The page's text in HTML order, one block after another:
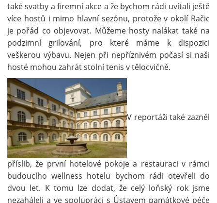
také svatby a firemní akce a že bychom rádi uvítali ještě
více hostů i mimo hlavní sezónu, protože v okolí Račic
je pořád co objevovat. Můžeme hosty nalákat také na
podzimní grilování, pro které máme k dispozici
veškerou výbavu. Nejen při nepříznivém počasí si naši
hosté mohou zahrát stolní tenis v tělocvičně.
V reportáži také zazněl
příslib, že první hotelové pokoje a restauraci v rámci
budoucího wellness hotelu bychom rádi otevřeli do
dvou let. K tomu lze dodat, že celý loňský rok jsme
nezaháleli a ve spolupráci s Ústavem památkové péče